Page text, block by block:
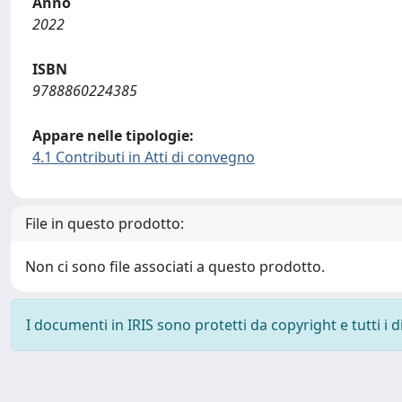
2022
ISBN
9788860224385
Appare nelle tipologie:
4.1 Contributi in Atti di convegno
File in questo prodotto:
Non ci sono file associati a questo prodotto.
I documenti in IRIS sono protetti da copyright e tutti i